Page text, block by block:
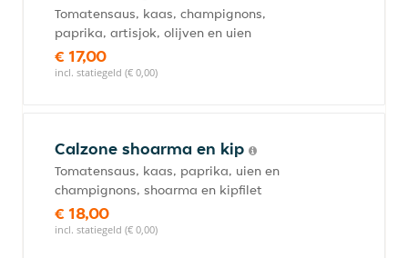
Tomatensaus, kaas, champignons,
paprika, artisjok, olijven en uien
€ 17,00
incl. statiegeld (€ 0,00)
Calzone shoarma en kip
Tomatensaus, kaas, paprika, uien en
champignons, shoarma en kipfilet
€ 18,00
incl. statiegeld (€ 0,00)